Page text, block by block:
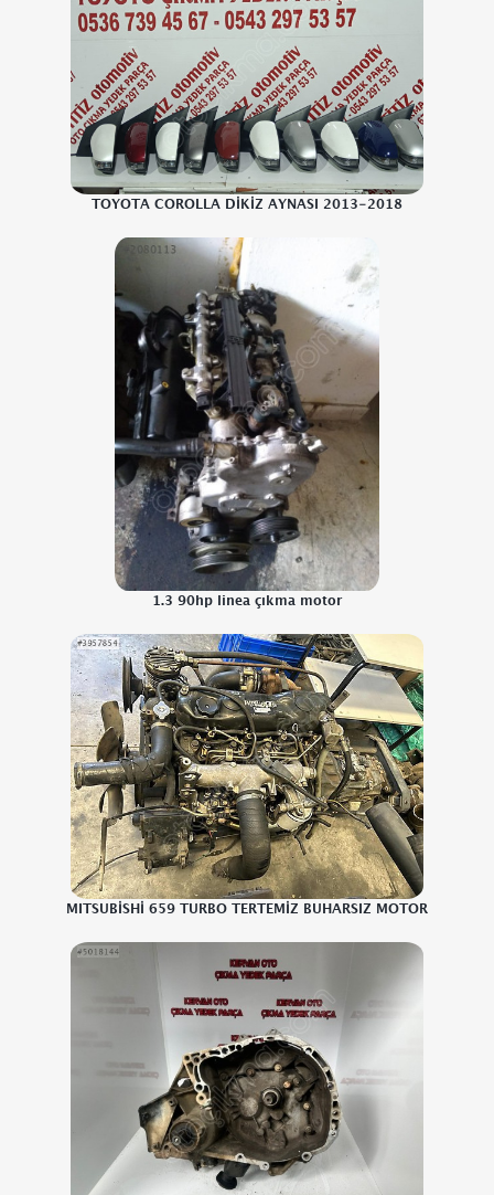
TOYOTA COROLLA DİKİZ AYNASI 2013-2018
1.3 90hp linea çıkma motor
MITSUBİSHİ 659 TURBO TERTEMİZ BUHARSIZ MOTOR